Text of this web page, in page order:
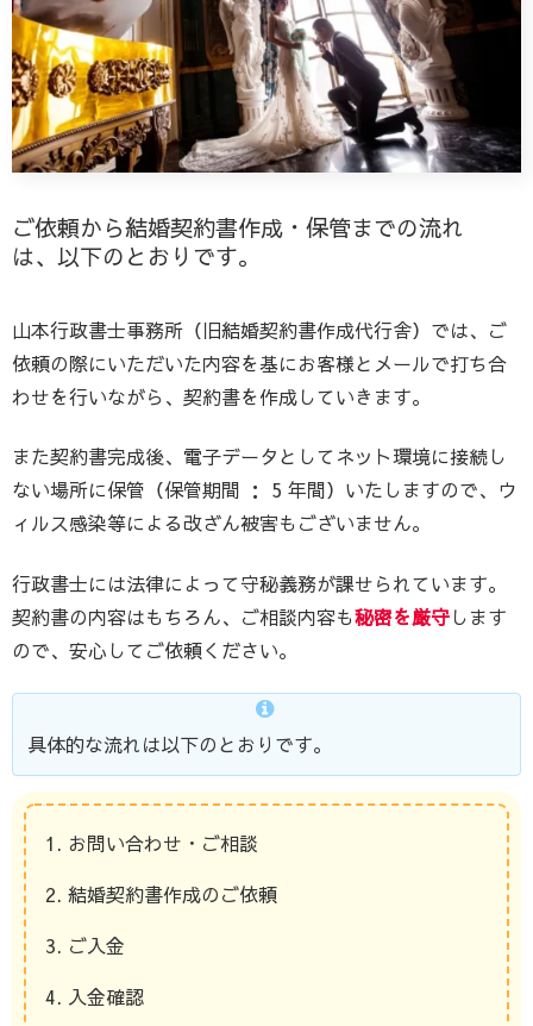
ご依頼から結婚契約書作成・保管までの流れ
は、以下のとおりです。
山本行政書士事務所（旧結婚契約書作成代行舎）では、ご
依頼の際にいただいた内容を基にお客様とメールで打ち合
わせを行いながら、契約書を作成していきます。
また契約書完成後、電子データとしてネット環境に接続し
ない場所に保管（保管期間 ： 5 年間）いたしますので、ウ
ィルス感染等による改ざん被害もございません。
行政書士には法律によって守秘義務が課せられています。
契約書の内容はもちろん、ご相談内容も秘密を厳守します
ので、安心してご依頼ください。
具体的な流れは以下のとおりです。
お問い合わせ・ご相談
結婚契約書作成のご依頼
ご入金
入金確認